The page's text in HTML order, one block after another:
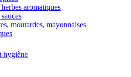
aromatiques
moutardes, mayonnaises
hygiène